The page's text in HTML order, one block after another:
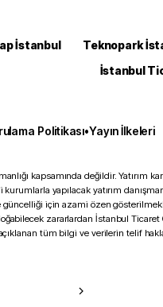
İstanbul Teknopark
İstanbul
Politikası•Yayın İlkeleri
kapsamında değildir. Yatırım
yapılacak yatırım
için azami özen
zararlardan İstanbul Ticaret
tüm bilgi ve verilerin telif